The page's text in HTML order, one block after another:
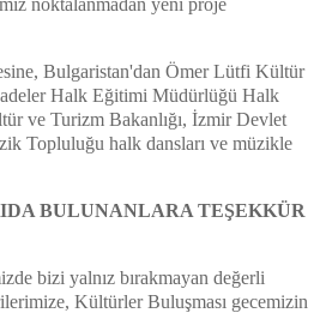
noktalanmadan yeni proje
Bulgaristan'dan Ömer Lütfi Kültür
Halk Eğitimi Müdürlüğü Halk
ve Turizm Bakanlığı, İzmir Devlet
Topluluğu halk dansları ve müzikle
BULUNANLARA TEŞEKKÜR
bizi yalnız bırakmayan değerli
Kültürler Buluşması gecemizin